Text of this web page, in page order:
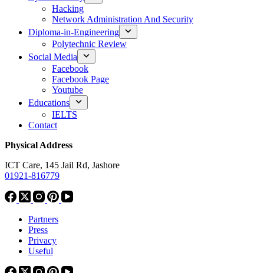
Hacking
Network Administration And Security
Diploma-in-Engineering
Polytechnic Review
Social Media
Facebook
Facebook Page
Youtube
Educations
IELTS
Contact
Physical Address
ICT Care, 145 Jail Rd, Jashore
01921-816779
Partners
Press
Privacy
Useful